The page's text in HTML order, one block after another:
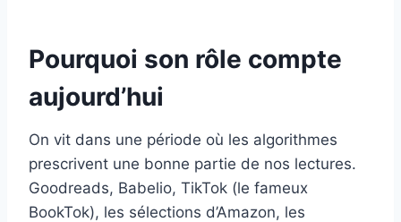
Pourquoi son rôle compte
aujourd’hui
On vit dans une période où les algorithmes
prescrivent une bonne partie de nos lectures.
Goodreads, Babelio, TikTok (le fameux
BookTok), les sélections d’Amazon, les